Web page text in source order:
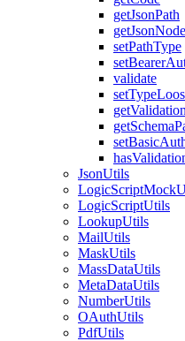
getJsonPath
getJsonNode
setPathType
validate
JsonUtils
LogicScriptUtils
LookupUtils
MailUtils
MaskUtils
MassDataUtils
MetaDataUtils
NumberUtils
OAuthUtils
PdfUtils